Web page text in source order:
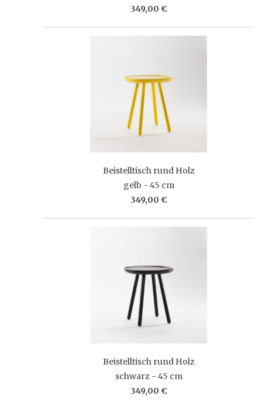
349,00 €
Beistelltisch rund Holz
gelb - 45 cm
349,00 €
Beistelltisch rund Holz
schwarz - 45 cm
349,00 €